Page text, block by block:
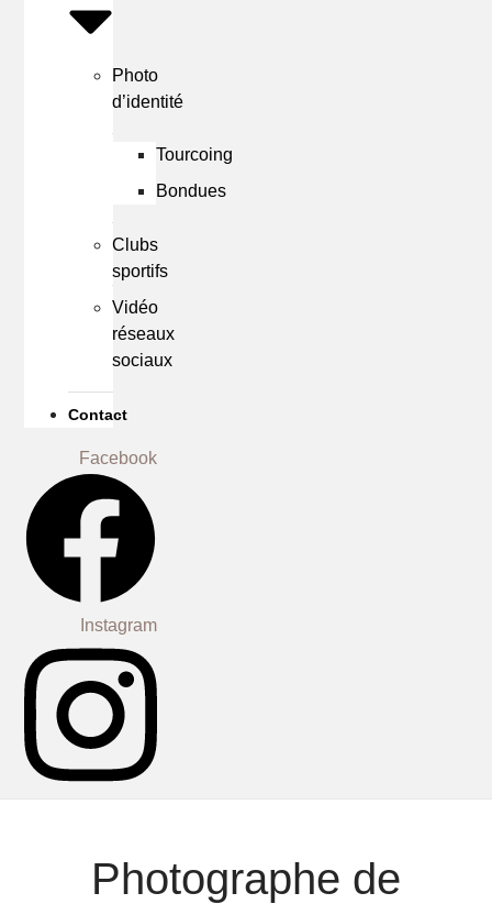
Photo
d’identité
Tourcoing
Bondues
Clubs
sportifs
Vidéo
réseaux
sociaux
Contact
Facebook
Instagram
Photographe de